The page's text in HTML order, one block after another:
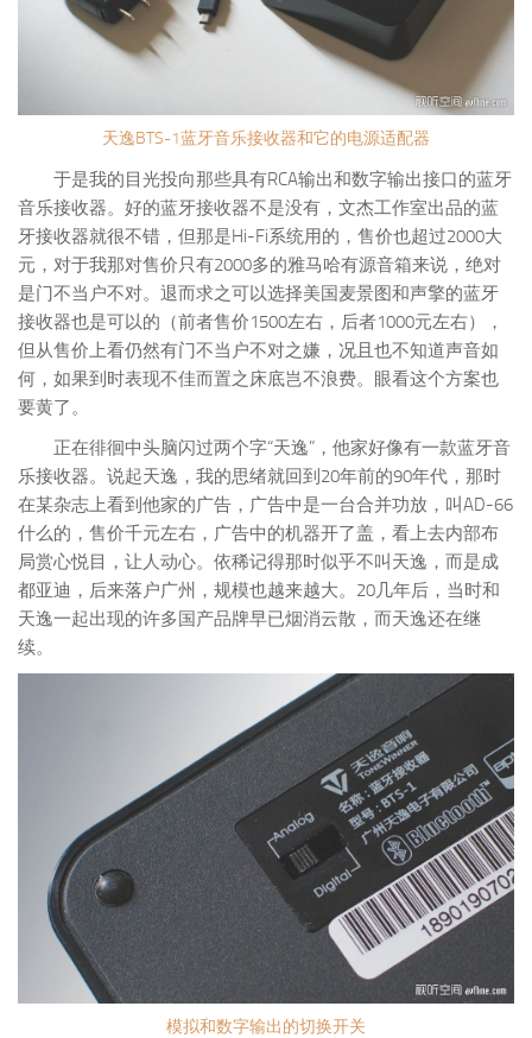
天逸BTS-1蓝牙音乐接收器和它的电源适配器
于是我的目光投向那些具有RCA输出和数字输出接口的蓝牙
音乐接收器。好的蓝牙接收器不是没有，文杰工作室出品的蓝
牙接收器就很不错，但那是Hi-Fi系统用的，售价也超过2000大
元，对于我那对售价只有2000多的雅马哈有源音箱来说，绝对
是门不当户不对。退而求之可以选择美国麦景图和声擎的蓝牙
接收器也是可以的（前者售价1500左右，后者1000元左右），
但从售价上看仍然有门不当户不对之嫌，况且也不知道声音如
何，如果到时表现不佳而置之床底岂不浪费。眼看这个方案也
要黄了。
正在徘徊中头脑闪过两个字“天逸”，他家好像有一款蓝牙音
乐接收器。说起天逸，我的思绪就回到20年前的90年代，那时
在某杂志上看到他家的广告，广告中是一台合并功放，叫AD-66
什么的，售价千元左右，广告中的机器开了盖，看上去内部布
局赏心悦目，让人动心。依稀记得那时似乎不叫天逸，而是成
都亚迪，后来落户广州，规模也越来越大。20几年后，当时和
天逸一起出现的许多国产品牌早已烟消云散，而天逸还在继
续。
模拟和数字输出的切换开关